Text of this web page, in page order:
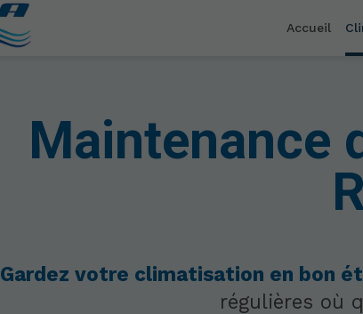
Accueil
Maintenance
Gardez votre climatisation en bon
régulières où